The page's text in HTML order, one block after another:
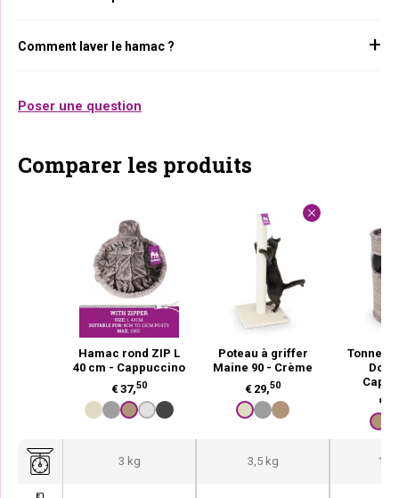
Comment laver le hamac ?
Poser une question
Comparer les produits
Hamac rond ZIP L
40 cm - Cappuccino
€37,50
Poteau à griffer
Maine 90 - Crème
€ 29,50
€
3 kg 3,5 kg